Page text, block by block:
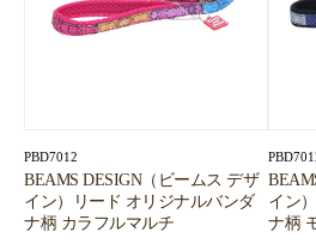
PBD7012
BEAMS DESIGN（ビームス デザ
イン）リード オリジナルバンダ
ナ柄 カラフルマルチ
イン
ナ柄